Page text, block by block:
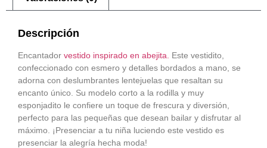
Descripción
Encantador vestido inspirado en abejita. Este vestidito,
confeccionado con esmero y detalles bordados a mano, se
adorna con deslumbrantes lentejuelas que resaltan su
encanto único. Su modelo corto a la rodilla y muy
esponjadito le confiere un toque de frescura y diversión,
perfecto para las pequeñas que desean bailar y disfrutar al
máximo. ¡Presenciar a tu niña luciendo este vestido es
presenciar la alegría hecha moda!